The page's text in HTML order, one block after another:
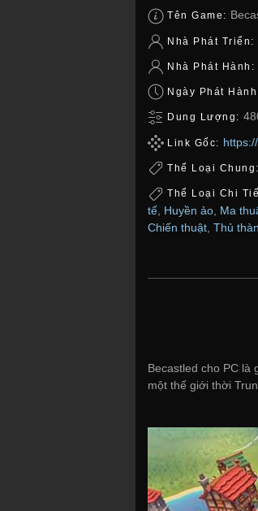
Tên Game:
Nhà Phát Triển:
Nhà Phát Hành:
Ngày Phát
Dung Lượng:
Link Gốc:
Thể Loại Chung:
Thể Loại Chi
tế Huyền ảo Ma
Chiến thuật Thủ
Becastled cho PC là
một thế giới thời